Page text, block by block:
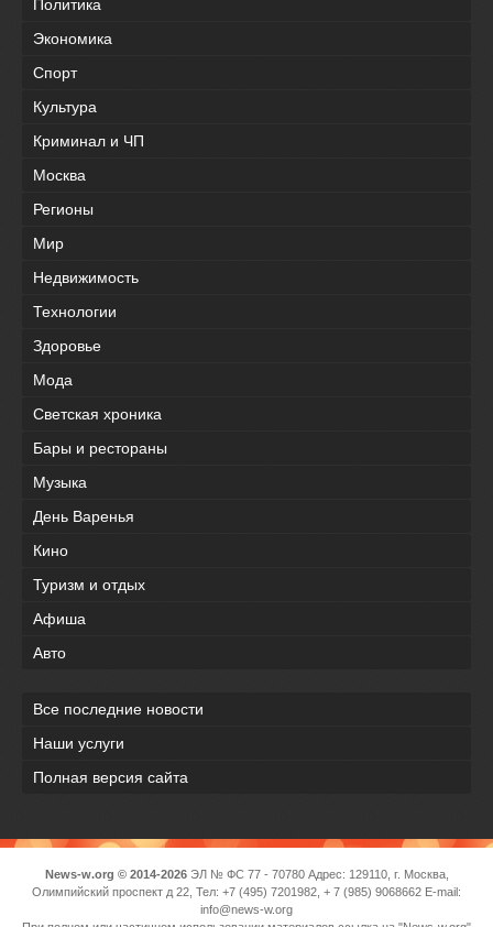
Политика
Экономика
Спорт
Культура
Криминал и ЧП
Москва
Регионы
Мир
Недвижимость
Технологии
Здоровье
Мода
Светская хроника
Бары и рестораны
Музыка
День Варенья
Кино
Туризм и отдых
Афиша
Авто
Все последние новости
Наши услуги
Полная версия сайта
News-w.org © 2014-2026ЭЛ № ФС 77 - 70780 Адрес: 129110, г. Москва,
Олимпийский проспект д 22, Тел: +7 (495) 7201982, + 7 (985) 9068662 E-mail:
info@news-w.org